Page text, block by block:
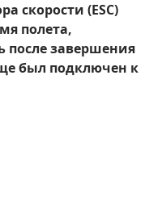
скорости (ESC)
полета,
после завершения
был подключен к